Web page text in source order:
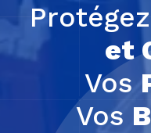
et
Vos
Vos